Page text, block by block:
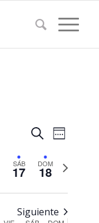
de
vistas
Buscar
de
de
Semana
SÁB
17 DOM
18
Semana
Siguiente